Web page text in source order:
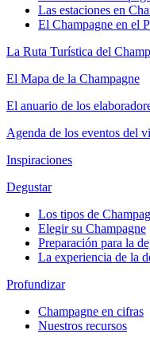
Las estaciones en
El Champagne en el
La Ruta Turística del
El Mapa de la Champagne
El anuario de los
Agenda de los eventos del
Inspiraciones
Degustar
Los tipos de
Elegir su Champagne
Preparación para la
La experiencia de la
Profundizar
Champagne en cifras
Nuestros recursos